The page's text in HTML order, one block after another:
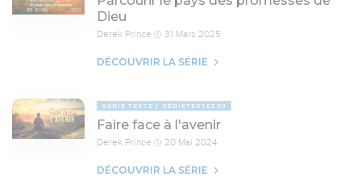
Dieu
Derek Prince 31 Mars 2025
DÉCOUVRIR LA SÉRIE
SÉRIE TEXTE SÉRIETEXTE30J
Faire face à l'avenir
Derek Prince 20 Mai 2024
DÉCOUVRIR LA SÉRIE